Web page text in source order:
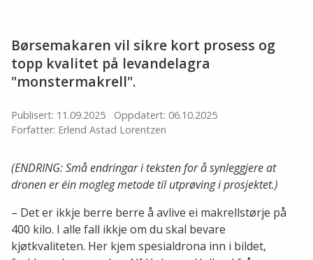
Børsemakaren vil sikre kort prosess og
topp kvalitet på levandelagra
"monstermakrell".
Publisert: 11.09.2025
Oppdatert: 06.10.2025
Forfatter: Erlend Astad Lorentzen
(ENDRING: Små endringar i teksten for å synleggjere at
dronen er éin mogleg metode til utprøving i prosjektet.)
– Det er ikkje berre berre å avlive ei makrellstørje på
400 kilo. I alle fall ikkje om du skal bevare
kjøtkvaliteten. Her kjem spesialdrona inn i bildet,